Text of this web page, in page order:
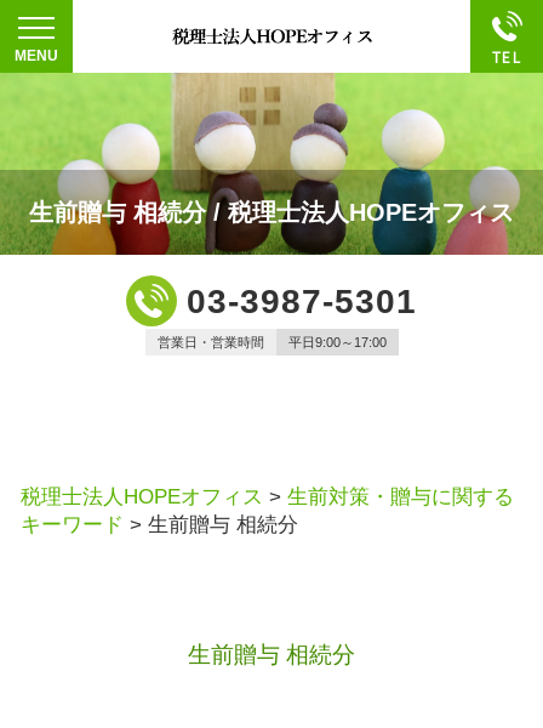
生前贈与 相続分 / 税理士法人HOPEオフィス
03-3987-5301
営業日・営業時間 平日9:00～17:00
税理士法人HOPEオフィス > 生前対策・贈与に関する
キーワード > 生前贈与 相続分
生前贈与 相続分